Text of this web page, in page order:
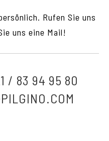
Rufen Sie uns
uns eine Mail!
/ 83 94 95 80